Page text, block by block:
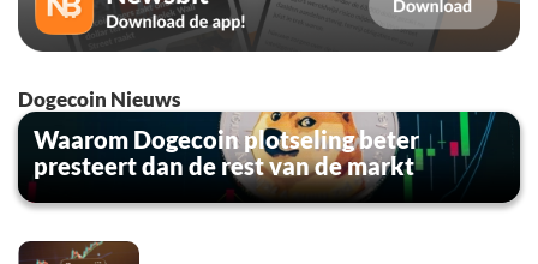
Dogecoin Nieuws
Waarom Dogecoin plotseling beter
presteert dan de rest van de markt